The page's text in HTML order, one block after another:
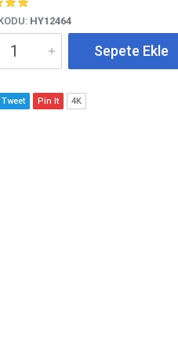
HY12464
Sepete Ekle
Tweet Pin It 4K